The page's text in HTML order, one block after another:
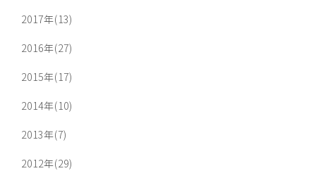
2017年(13)
2016年(27)
2015年(17)
2014年(10)
2013年(7)
2012年(29)